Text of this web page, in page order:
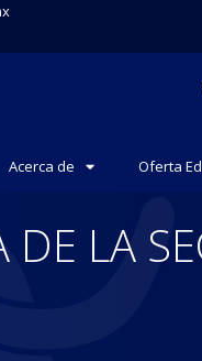
Acerca de Oferta
DE LA